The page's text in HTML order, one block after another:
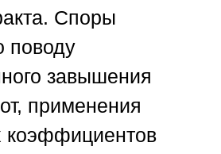
Споры
поводу
завышения
применения